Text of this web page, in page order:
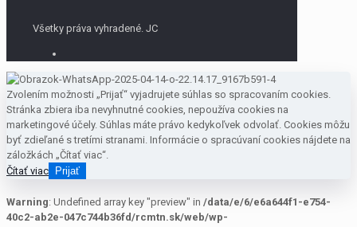
Všetky práva vyhradené. JC
Zvolením možnosti „Prijať“ vyjadrujete súhlas so spracovaním cookies.
Stránka zbiera iba nevyhnutné cookies, nepoužíva cookies na
marketingové účely. Súhlas máte právo kedykoľvek odvolať. Cookies môžu
byť zdieľané s tretími stranami. Informácie o spracúvaní cookies nájdete na
záložkách „Čítať viac“.
Čítať viac Prijať
Warning: Undefined array key "preview" in /data/e/6/e6a644f1-e754-
40c2-ab2e-047c744b36fd/rcmtn.sk/web/wp-